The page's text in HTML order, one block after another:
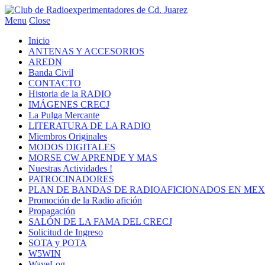
Menu Close
Inicio
ANTENAS Y ACCESORIOS
AREDN
Banda Civil
CONTACTO
Historia de la RADIO
IMÁGENES CRECJ
La Pulga Mercante
LITERATURA DE LA RADIO
Miembros Originales
MODOS DIGITALES
MORSE CW APRENDE Y MAS
Nuestras Actividades !
PATROCINADORES
PLAN DE BANDAS DE RADIOAFICIONADOS EN
Promoción de la Radio afición
Propagación
SALÓN DE LA FAMA DEL CRECJ
Solicitud de Ingreso
SOTA y POTA
W5WIN